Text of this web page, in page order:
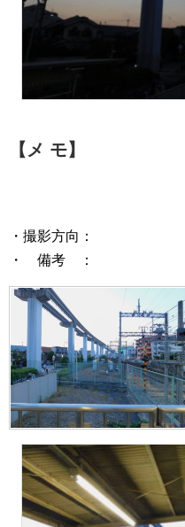
【メ モ】
・撮影方向：
・ 備考 ：